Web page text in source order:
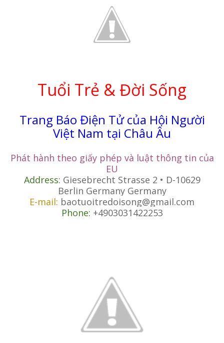
Tuổi Trẻ & Đời Sống
Trang Báo Điện Tử của Hội Người
Việt Nam tại Châu Âu
Phát hành theo giấy phép và luật thông tin của
EU
Address: Giesebrecht Strasse 2 • D-10629
Berlin Germany Germany
E-mail: baotuoitredoisong@gmail.com
Phone: +4903031422253